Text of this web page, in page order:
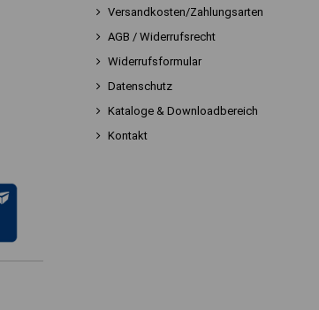
Versandkosten/Zahlungsarten
AGB / Widerrufsrecht
Widerrufsformular
Datenschutz
Kataloge & Downloadbereich
Kontakt